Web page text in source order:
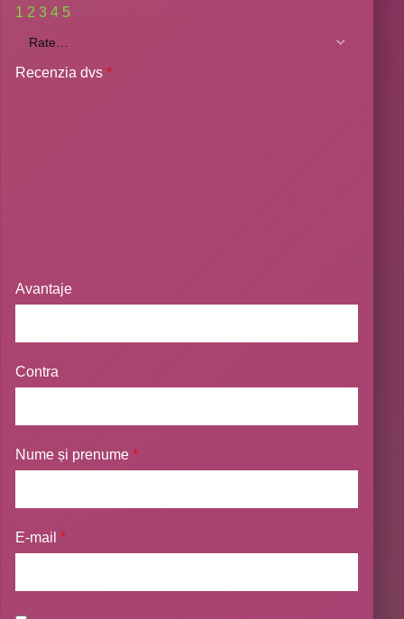
1 2 3 4 5
Recenzia dvs*
Avantaje
Contra
Nume și prenume*
E-mail*